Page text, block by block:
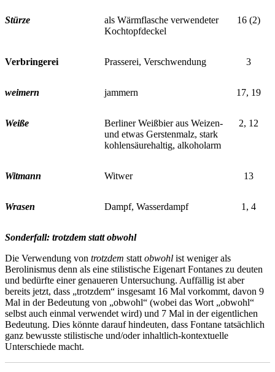
Stürze
als Wärmflasche verwendeter
Kochtopfdeckel
16 (2)
Verbringerei Prasserei, Verschwendung 3
weimern jammern 17, 19
Weiße
Berliner Weißbier aus Weizen-
und etwas Gerstenmalz, stark
kohlensäurehaltig, alkoholarm
2, 12
Witmann Witwer 13
Wrasen Dampf, Wasserdampf 1, 4
Sonderfall: trotzdem statt obwohl
Die Verwendung von trotzdem stattobwohl ist weniger als
Berolinismus denn als eine stilistische Eigenart Fontanes zu deuten
und bedürfte einer genaueren Untersuchung. Auffällig ist aber
bereits jetzt, dass „trotzdem“ insgesamt 16 Mal vorkommt, davon 9
Mal in der Bedeutung von „obwohl“ (wobei das Wort „obwohl“
selbst auch einmal verwendet wird) und 7 Mal in der eigentlichen
Bedeutung. Dies könnte darauf hindeuten, dass Fontane tatsächlich
ganz bewusste stilistische und/oder inhaltlich-kontextuelle
Unterschiede macht.